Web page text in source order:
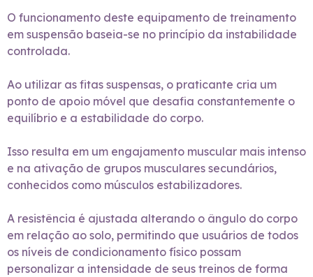
O funcionamento deste equipamento de treinamento
em suspensão baseia-se no princípio da instabilidade
controlada.
Ao utilizar as fitas suspensas, o praticante cria um
ponto de apoio móvel que desafia constantemente o
equilíbrio e a estabilidade do corpo.
Isso resulta em um engajamento muscular mais intenso
e na ativação de grupos musculares secundários,
conhecidos como músculos estabilizadores.
A resistência é ajustada alterando o ângulo do corpo
em relação ao solo, permitindo que usuários de todos
os níveis de condicionamento físico possam
personalizar a intensidade de seus treinos de forma